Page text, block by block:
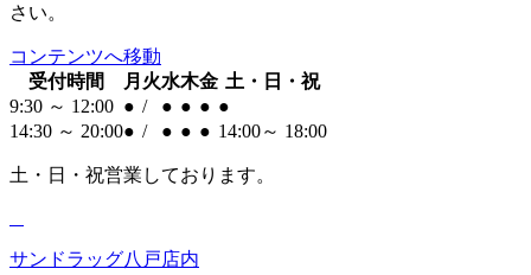
さい。
コンテンツへ移動
受付時間
月 火水木金 土・日・祝
9:30 ～ 12:00 ● / ● ● ● ●
14:30 ～ 20:00● / ● ● ● 14:00～ 18:00
土・日・祝営業しております。
サンドラッグ八戸店内